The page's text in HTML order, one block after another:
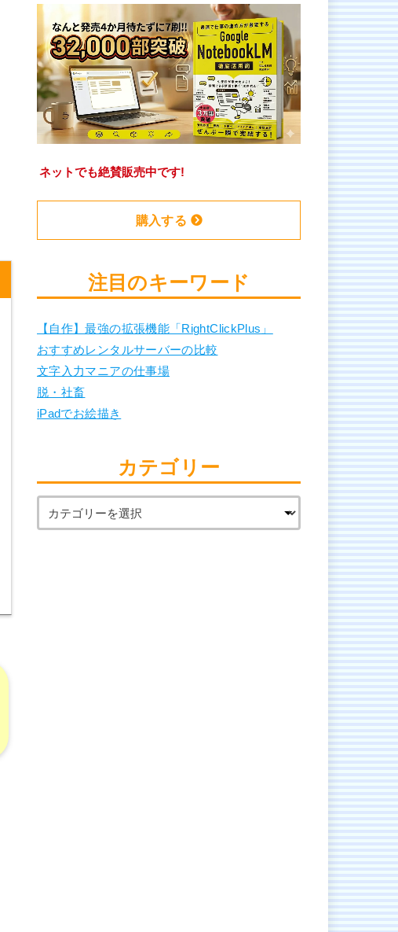
ネットでも絶賛販売中です!
購入する
注目のキーワード
【自作】最強の拡張機能「RightClickPlus」
おすすめレンタルサーバーの比較
文字入力マニアの仕事場
脱・社畜
iPadでお絵描き
カテゴリー